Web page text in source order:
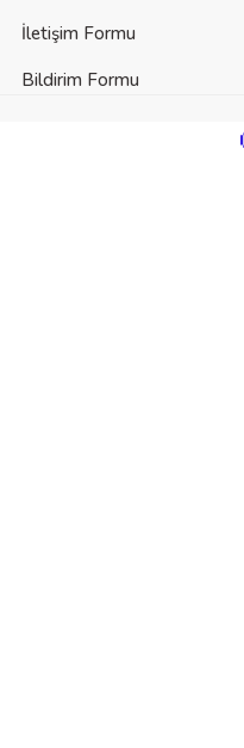
İletişim Formu
Bildirim Formu